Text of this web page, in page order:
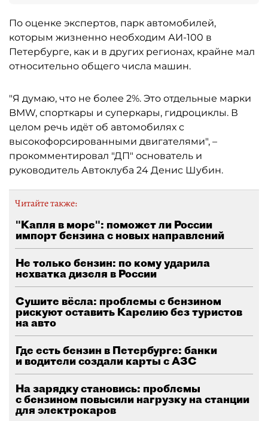
По оценке экспертов, парк автомобилей,
которым жизненно необходим АИ-100 в
Петербурге, как и в других регионах, крайне мал
относительно общего числа машин.
"Я думаю, что не более 2%. Это отдельные марки
BMW, спорткары и суперкары, гидроциклы. В
целом речь идёт об автомобилях с
высокофорсированными двигателями", –
прокомментировал "ДП" основатель и
руководитель Автоклуба 24 Денис Шубин.
Читайте также:
"Капля в море": поможет ли России
импорт бензина с новых направлений
Не только бензин: по кому ударила
нехватка дизеля в России
Сушите вёсла: проблемы с бензином
рискуют оставить Карелию без туристов
на авто
Где есть бензин в Петербурге: банки
и водители создали карты с АЗС
На зарядку становись: проблемы
с бензином повысили нагрузку на станции
для электрокаров